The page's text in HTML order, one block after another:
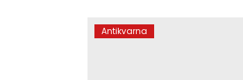
Antikvarna